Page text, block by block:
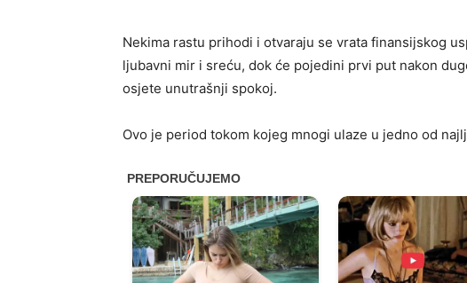
Nekima rastu prihodi i otvaraju se vrata finansijskog
ljubavni mir i sreću, dok će pojedini prvi put nakon
osjete unutrašnji spokoj.
Ovo je period tokom kojeg mnogi ulaze u jedno od